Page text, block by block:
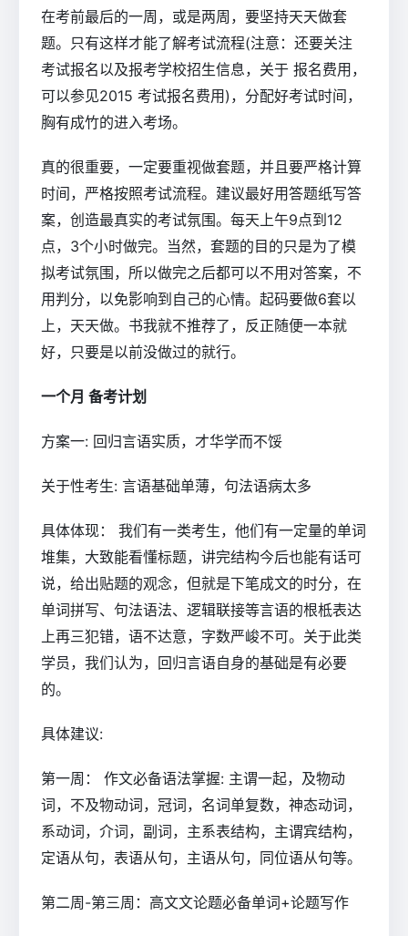
在考前最后的一周，或是两周，要坚持天天做套
题。只有这样才能了解考试流程(注意：还要关注
考试报名以及报考学校招生信息，关于 报名费用，
可以参见2015 考试报名费用)，分配好考试时间，
胸有成竹的进入考场。
真的很重要，一定要重视做套题，并且要严格计算
时间，严格按照考试流程。建议最好用答题纸写答
案，创造最真实的考试氛围。每天上午9点到12
点，3个小时做完。当然，套题的目的只是为了模
拟考试氛围，所以做完之后都可以不用对答案，不
用判分，以免影响到自己的心情。起码要做6套以
上，天天做。书我就不推荐了，反正随便一本就
好，只要是以前没做过的就行。
一个月 备考计划
方案一: 回归言语实质，才华学而不馁
关于性考生: 言语基础单薄，句法语病太多
具体体现： 我们有一类考生，他们有一定量的单词
堆集，大致能看懂标题，讲完结构今后也能有话可
说，给出贴题的观念，但就是下笔成文的时分，在
单词拼写、句法语法、逻辑联接等言语的根柢表达
上再三犯错，语不达意，字数严峻不可。关于此类
学员，我们认为，回归言语自身的基础是有必要
的。
具体建议:
第一周： 作文必备语法掌握: 主谓一起，及物动
词，不及物动词，冠词，名词单复数，神态动词，
系动词，介词，副词，主系表结构，主谓宾结构，
定语从句，表语从句，主语从句，同位语从句等。
第二周-第三周：高文文论题必备单词+论题写作